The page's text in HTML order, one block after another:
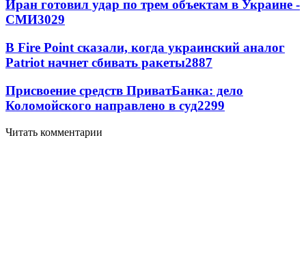
Иран готовил удар по трем объектам в Украине -
СМИ3029
В Fire Point сказали, когда украинский аналог
Patriot начнет сбивать ракеты2887
Присвоение средств ПриватБанка: дело
Коломойского направлено в суд2299
Читать комментарии